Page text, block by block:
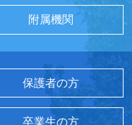
附属機関
保護者の方
卒業生の方